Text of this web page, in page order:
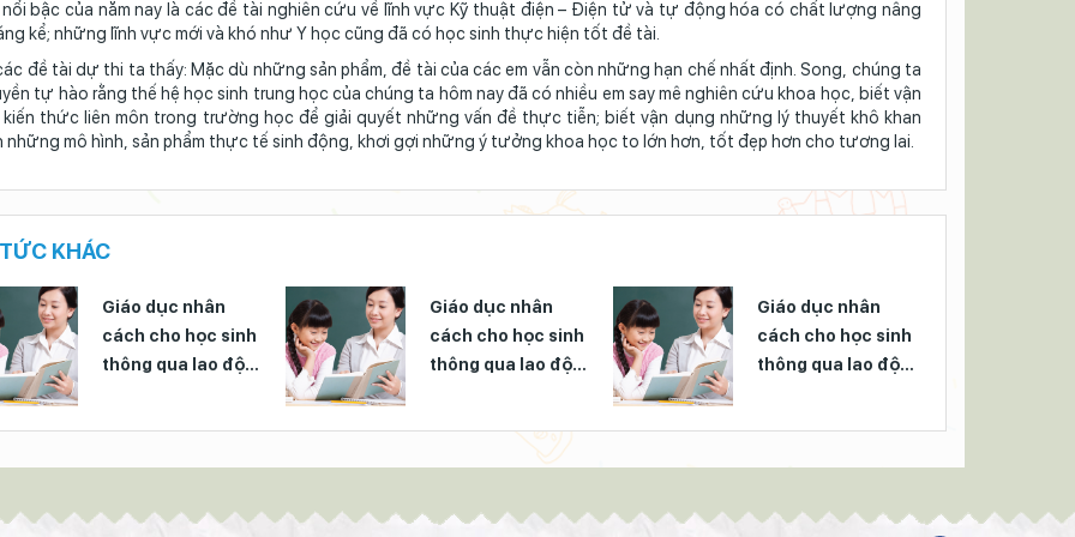
bậc của năm nay là các đề tài nghiên cứu về lĩnh vực Kỹ thuật điện – Điện tử và tự động hóa có chất lượng nâng
kể; những lĩnh vực mới và khó như Y học cũng đã có học sinh thực hiện tốt đề tài.
đề tài dự thi ta thấy: Mặc dù những sản phẩm, đề tài của các em vẫn còn những hạn chế nhất định. Song, chúng ta
tự hào rằng thế hệ học sinh trung học của chúng ta hôm nay đã có nhiều em say mê nghiên cứu khoa học, biết vận
kiến thức liên môn trong trường học để giải quyết những vấn đề thực tiễn; biết vận dụng những lý thuyết khô khan
những mô hình, sản phẩm thực tế sinh động, khơi gợi những ý tưởng khoa học to lớn hơn, tốt đẹp hơn cho tương lai.
KHÁC
Giáo dục nhân
cách cho học sinh
thông qua lao động
Giáo dục nhân
cách cho học sinh
thông qua lao động
Giáo dục nhân
cách cho học sinh
thông qua lao động